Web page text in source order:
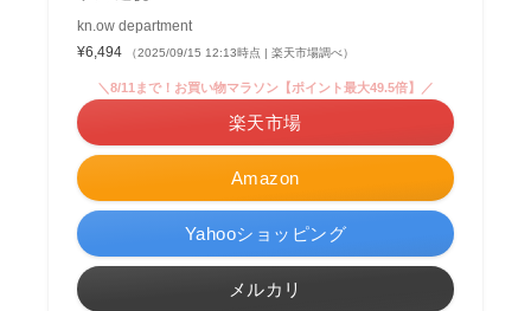
kn.ow department
¥6,494
（2025/09/15 12:13時点 | 楽天市場調べ）
Amazon
＼8/11まで！お買い物マラソン【ポイント最大49.5倍】／
楽天市場
Yahooショッピング
メルカリ